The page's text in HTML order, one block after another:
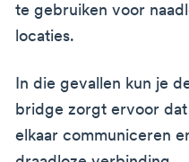
te gebruiken voor
locaties.
In die gevallen kun je
bridge zorgt ervoor
elkaar communiceren